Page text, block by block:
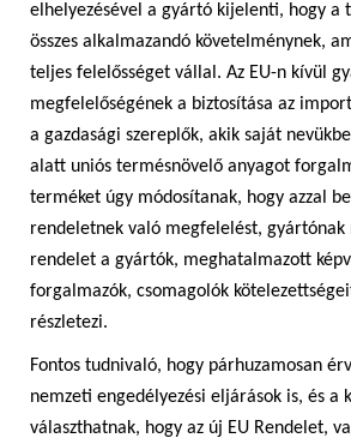
elhelyezésével a gyártó kijelenti, hogy a
összes alkalmazandó követelménynek,
teljes felelősséget vállal. Az EU-n kívül
megfelelőségének a biztosítása az
a gazdasági szereplők, akik saját
alatt uniós termésnövelő anyagot
terméket úgy módosítanak, hogy azzal
rendeletnek való megfelelést, gyártónak
rendelet a gyártók, meghatalmazott
forgalmazók, csomagolók
részletezi.
Fontos tudnivaló, hogy párhuzamosan
nemzeti engedélyezési eljárások is, és a
választhatnak, hogy az új EU Rendelet,